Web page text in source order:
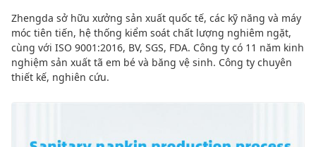
Zhengda sở hữu xưởng sản xuất quốc tế, các kỹ năng và máy
móc tiên tiến, hệ thống kiểm soát chất lượng nghiêm ngặt,
cùng với ISO 9001:2016, BV, SGS, FDA. Công ty có 11 năm kinh
nghiệm sản xuất tã em bé và băng vệ sinh. Công ty chuyên
thiết kế, nghiên cứu.